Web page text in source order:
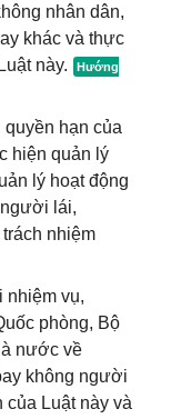
nhân dân,
khác và thực
này.
quyền hạn của
hiện quản lý
lý hoạt động
lái,
nhiệm
nhiệm vụ,
phòng, Bộ
nước về
không người
của Luật này và